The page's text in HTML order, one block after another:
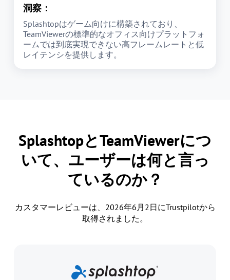
洞察：
Splashtopはゲーム向けに構築されており、
TeamViewerの標準的なオフィス向けプラットフォ
ームでは到底実現できない高フレームレートと低
レイテンシを提供します。
SplashtopとTeamViewerにつ
いて、ユーザーは何と言っ
ているのか？
カスタマーレビューは、2026年6月2日にTrustpilotから
取得されました。